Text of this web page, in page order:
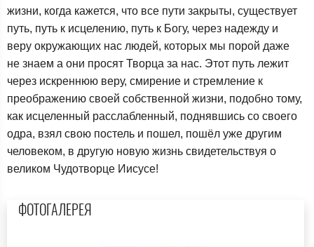
жизни, когда кажется, что все пути закрыты, существует
путь, путь к исцелению, путь к Богу, через надежду и
веру окружающих нас людей, которых мы порой даже
не знаем а они просят Творца за нас. Этот путь лежит
через искреннюю веру, смирение и стремление к
преображению своей собственной жизни, подобно тому,
как исцеленный расслабленный, поднявшись со своего
одра, взял свою постель и пошел, пошёл уже другим
человеком, в другую новую жизнь свидетельствуя о
великом Чудотворце Иисусе!
ФОТОГАЛЕРЕЯ